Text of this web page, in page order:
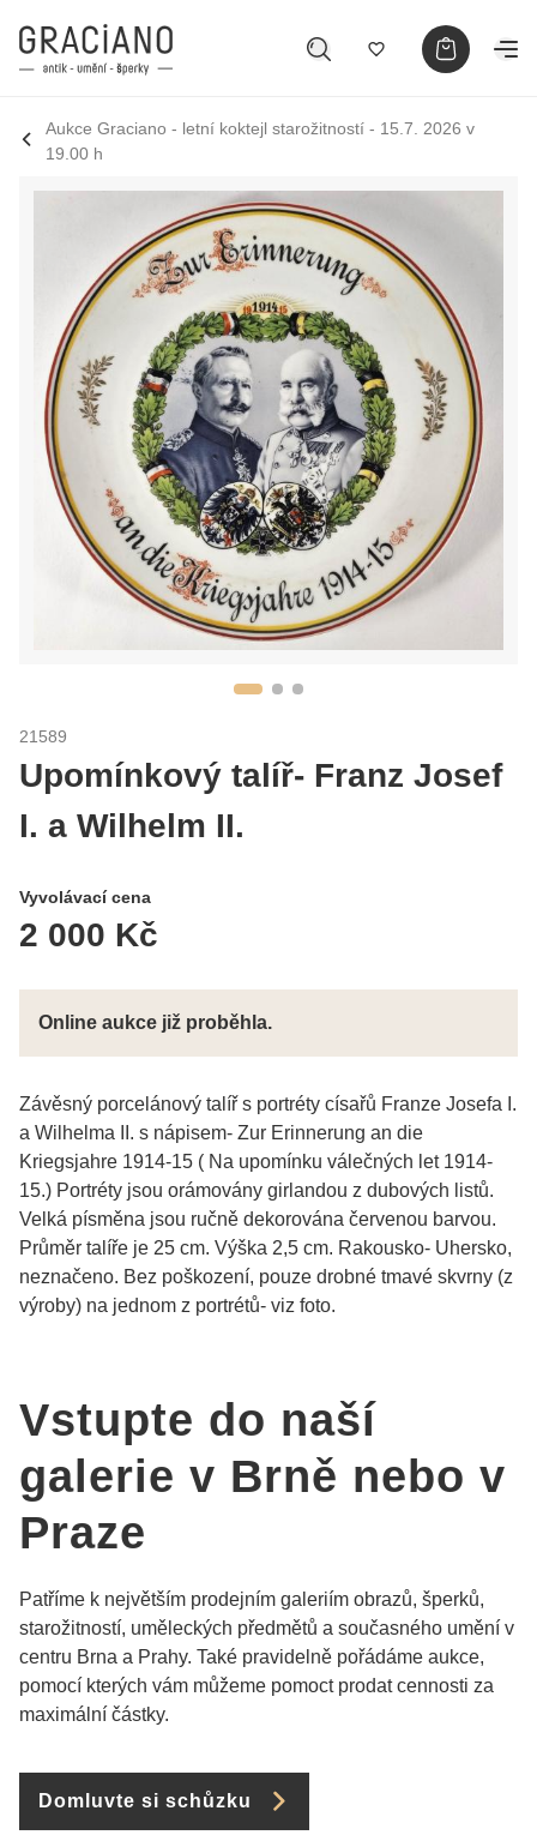
Aukce Graciano - letní koktejl starožitností - 15.7. 2026 v
19.00 h
21589
Upomínkový talíř- Franz Josef
I. a Wilhelm II.
Vyvolávací cena
2 000 Kč
Online aukce již proběhla.
Závěsný porcelánový talíř s portréty císařů Franze Josefa I.
a Wilhelma II. s nápisem- Zur Erinnerung an die
Kriegsjahre 1914-15 ( Na upomínku válečných let 1914-
15.) Portréty jsou orámovány girlandou z dubových listů.
Velká písměna jsou ručně dekorována červenou barvou.
Průměr talíře je 25 cm. Výška 2,5 cm. Rakousko- Uhersko,
neznačeno. Bez poškození, pouze drobné tmavé skvrny (z
výroby) na jednom z portrétů- viz foto.
Vstupte do naší
galerie v Brně nebo v
Praze
Patříme k největším prodejním galeriím obrazů, šperků,
starožitností, uměleckých předmětů a současného umění v
centru Brna a Prahy. Také pravidelně pořádáme aukce,
pomocí kterých vám můžeme pomoct prodat cennosti za
maximální částky.
Domluvte si schůzku